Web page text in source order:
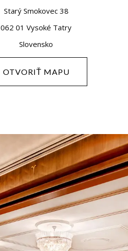
Starý Smokovec 38
062 01 Vysoké Tatry
Slovensko
OTVORIŤ MAPU